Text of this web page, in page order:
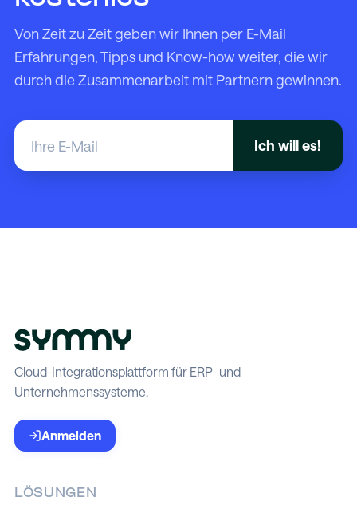
Von Zeit zu Zeit geben wir Ihnen per E-Mail
Erfahrungen, Tipps und Know-how weiter, die wir
durch die Zusammenarbeit mit Partnern gewinnen.
Cloud-Integrationsplattform für ERP- und
Unternehmenssysteme.
Anmelden
LÖSUNGEN